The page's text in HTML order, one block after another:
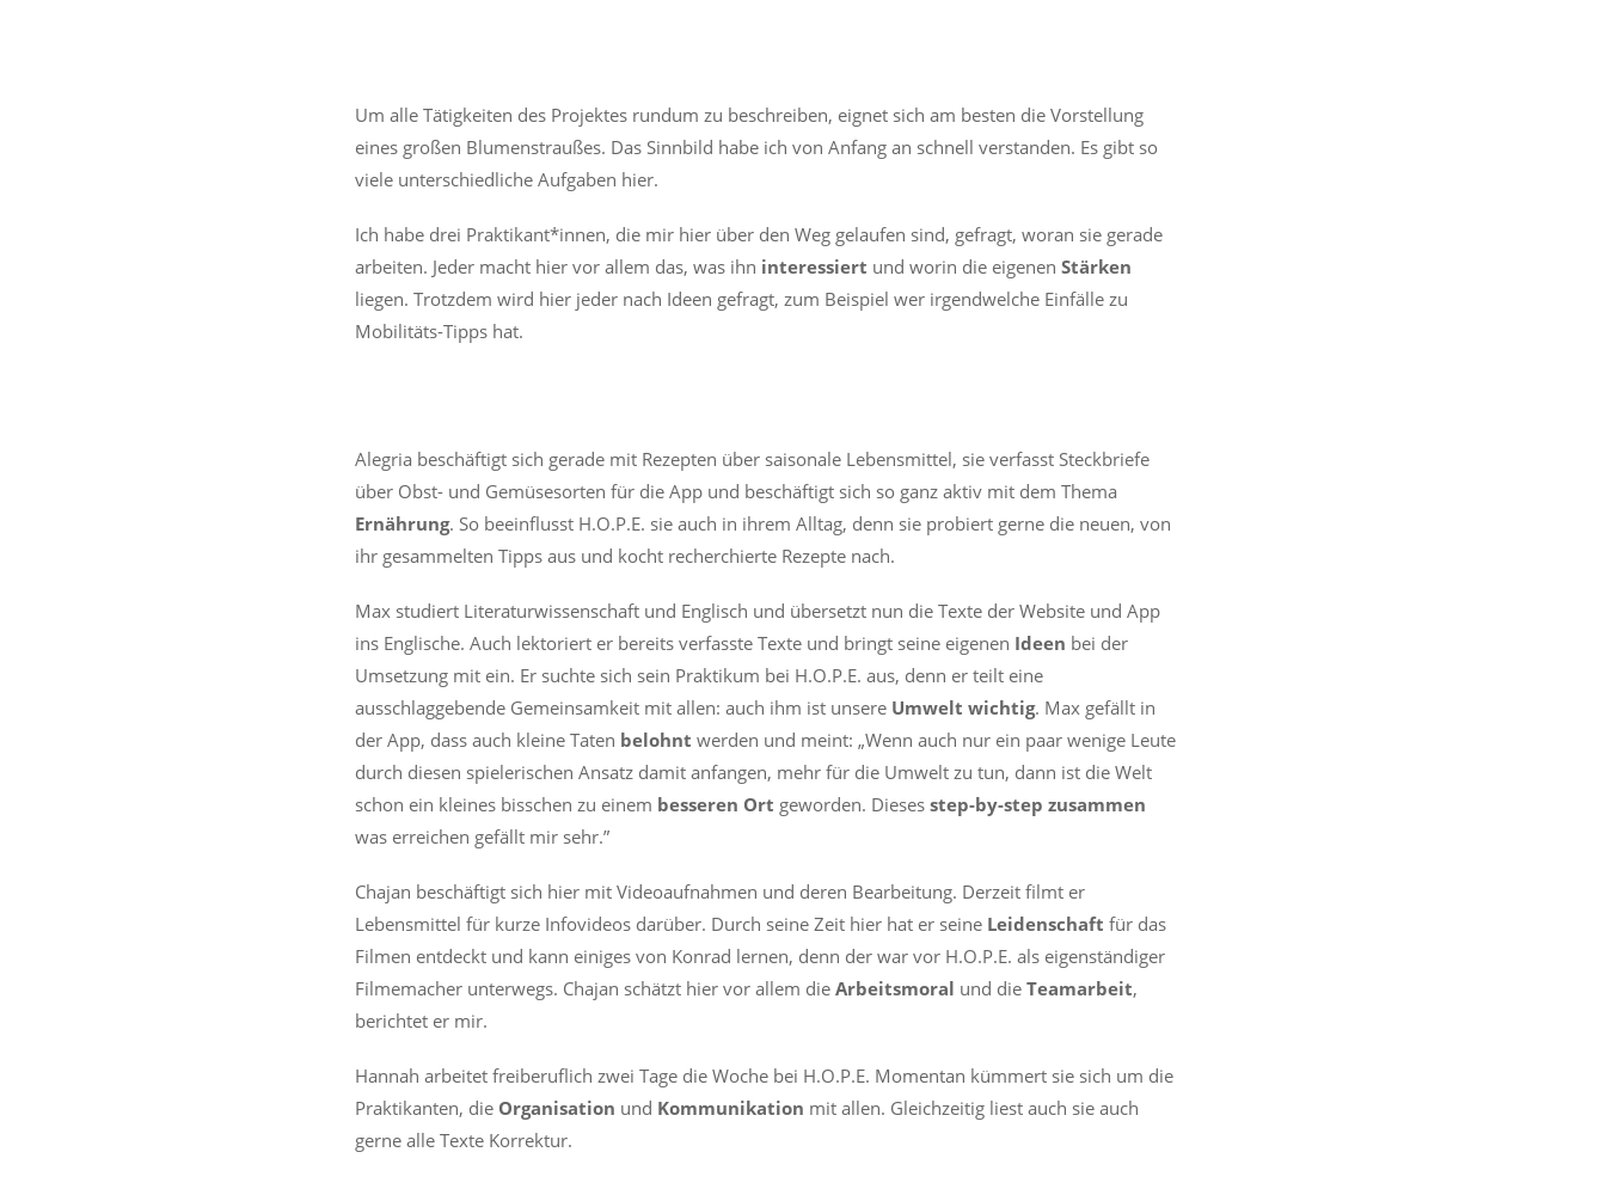
Um alle Tätigkeiten des Projektes rundum zu beschreiben, eignet sich am besten die Vorstellung
eines großen Blumenstraußes. Das Sinnbild habe ich von Anfang an schnell verstanden. Es gibt so
viele unterschiedliche Aufgaben hier.
Ich habe drei Praktikant*innen, die mir hier über den Weg gelaufen sind, gefragt, woran sie gerade
arbeiten. Jeder macht hier vor allem das, was ihn interessiert und worin die eigenen Stärken
liegen. Trotzdem wird hier jeder nach Ideen gefragt, zum Beispiel wer irgendwelche Einfälle zu
Mobilitäts-Tipps hat.
Alegria beschäftigt sich gerade mit Rezepten über saisonale Lebensmittel, sie verfasst Steckbriefe
über Obst- und Gemüsesorten für die App und beschäftigt sich so ganz aktiv mit dem Thema
Ernährung. So beeinflusst H.O.P.E. sie auch in ihrem Alltag, denn sie probiert gerne die neuen, von
ihr gesammelten Tipps aus und kocht recherchierte Rezepte nach.
Max studiert Literaturwissenschaft und Englisch und übersetzt nun die Texte der Website und App
ins Englische. Auch lektoriert er bereits verfasste Texte und bringt seine eigenen Ideen bei der
Umsetzung mit ein. Er suchte sich sein Praktikum bei H.O.P.E. aus, denn er teilt eine
ausschlaggebende Gemeinsamkeit mit allen: auch ihm ist unsere Umwelt wichtig. Max gefällt in
der App, dass auch kleine Taten belohnt werden und meint: „Wenn auch nur ein paar wenige Leute
durch diesen spielerischen Ansatz damit anfangen, mehr für die Umwelt zu tun, dann ist die Welt
schon ein kleines bisschen zu einem besseren Ort geworden. Dieses step-by-step zusammen
was erreichen gefällt mir sehr.”
Chajan beschäftigt sich hier mit Videoaufnahmen und deren Bearbeitung. Derzeit filmt er
Lebensmittel für kurze Infovideos darüber. Durch seine Zeit hier hat er seine Leidenschaft für das
Filmen entdeckt und kann einiges von Konrad lernen, denn der war vor H.O.P.E. als eigenständiger
Filmemacher unterwegs. Chajan schätzt hier vor allem die Arbeitsmoral und die Teamarbeit,
berichtet er mir.
Hannah arbeitet freiberuflich zwei Tage die Woche bei H.O.P.E. Momentan kümmert sie sich um die
Praktikanten, die Organisation und Kommunikation mit allen. Gleichzeitig liest auch sie auch
gerne alle Texte Korrektur.